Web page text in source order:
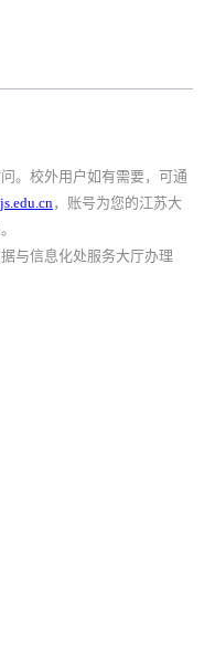
。校外用户如有需要，可通
，账号为您的江苏大
与信息化处服务大厅办理